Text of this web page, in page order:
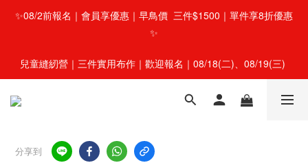
✨08/2前報名｜會員享優惠｜早鳥價  三件$1500｜單件享8折優惠
✨
兒童縫紉營｜三件實用布作｜歡迎報名｜08/18(二)、08/19(三)
分享到